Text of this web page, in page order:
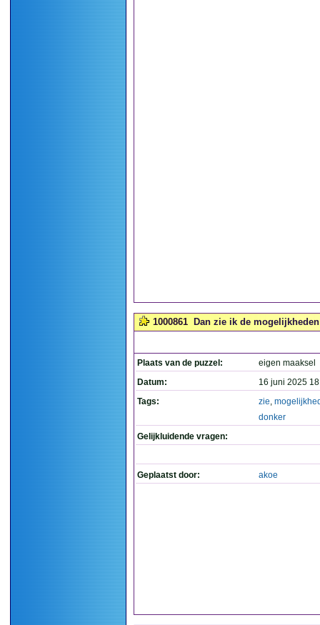
1000861 Dan zie ik de
Plaats van de puzzel:
eigen maaksel
Datum:
16 juni 2025
Tags:
zie,
donker
Gelijkluidende vragen:
Geplaatst door: akoe